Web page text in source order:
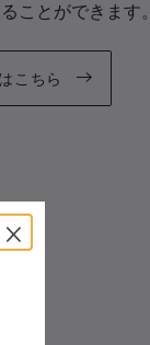
ことができます。
こちら
×